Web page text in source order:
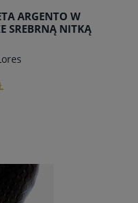
ARGENTO W
SREBRNĄ NITKĄ